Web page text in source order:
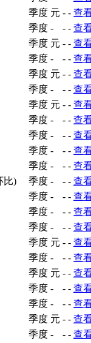
季度 元 - - 查
季度 - - - 查
季度 元 - - 查
季度 - - - 查
季度 元 - - 查
季度 - - - 查
季度 元 - - 查
季度 - - - 查
季度 - - - 查
季度 - - - 查
季度 - - - 查
比)
季度 - - - 查
季度 - - - 查
季度 - - - 查
季度 - - - 查
季度 元 - - 查
季度 - - - 查
季度 元 - - 查
季度 - - - 查
季度 - - - 查
季度 元 - - 查
季度 - - - 查